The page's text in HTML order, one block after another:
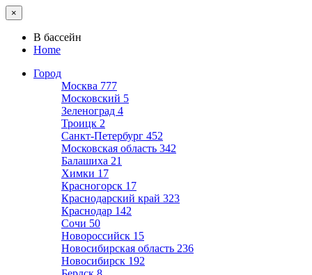
×
В бассейн
Home
Город
Москва 777
Московский 5
Зеленоград 4
Троицк 2
Санкт-Петербург 452
Московская область 342
Балашиха 21
Химки 17
Красногорск 17
Краснодарский край 323
Краснодар 142
Сочи 50
Новороссийск 15
Новосибирская область 236
Новосибирск 192